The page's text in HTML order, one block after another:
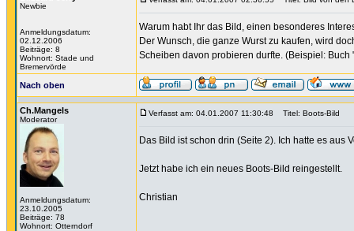
Newbie
Anmeldungsdatum:
02.12.2006
Beiträge: 8
Wohnort: Stade und
Bremervörde
Warum habt Ihr das Bild, einen besonderes
Der Wunsch, die ganze Wurst zu kaufen, wird
Scheiben davon probieren durfte. (Beispiel:
Nach oben
Ch.Mangels
Moderator
Anmeldungsdatum:
23.10.2005
Beiträge: 78
Wohnort: Otterndorf
Verfasst am: 04.01.2007 11:30:48 Titel: Boots-Bild
Das Bild ist schon drin (Seite 2). Ich hatte es
Jetzt habe ich ein neues Boots-Bild reingestellt.
Christian